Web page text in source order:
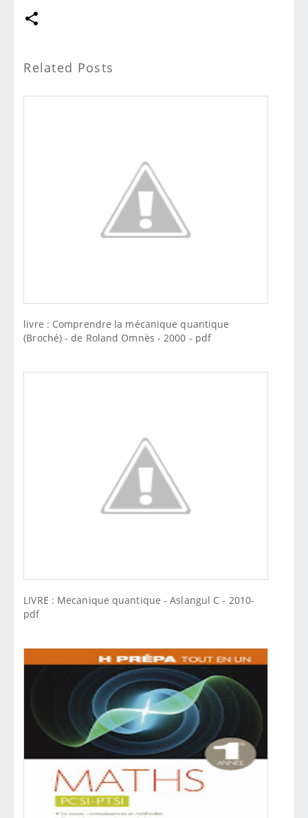
Related Posts
livre : Comprendre la mécanique quantique
(Broché) - de Roland Omnès - 2000 - pdf
LIVRE : Mecanique quantique - Aslangul C - 2010-
pdf